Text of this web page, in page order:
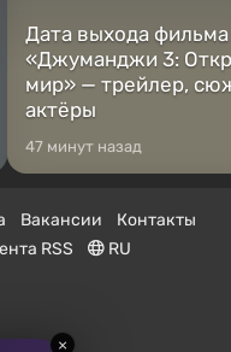
×
Дата выхода фильма
«Джуманджи 3:
мир» — трейлер,
актёры
47 минут назад
Вакансии
Контакты
RSS RU